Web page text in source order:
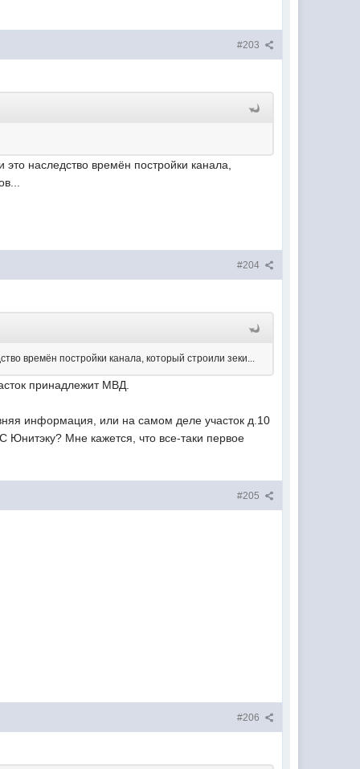
#203
наследство времён постройки канала,
#204
времён постройки канала, который строили зеки...
принадлежит МВД.
информация, или на самом деле участок д.10
Мне кажется, что все-таки первое
#205
#206